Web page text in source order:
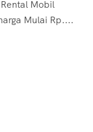
Mobil
Mulai Rp....